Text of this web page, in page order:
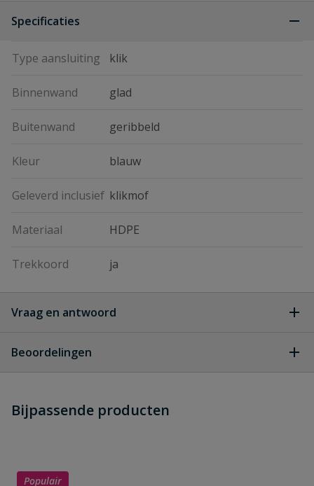
Specificaties
Type aansluiting klik
Binnenwand glad
Buitenwand geribbeld
Kleur blauw
Geleverd inclusief klikmof
Materiaal HDPE
Trekkoord ja
Vraag en antwoord
dit product?
Beoordelingen
Schrijf zelf een beoordeling
Uw waardering:
Bijpassende producten
Populair